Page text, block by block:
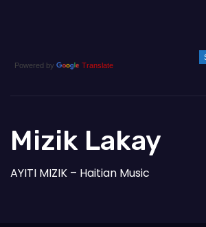
Powered by Translate
Mizik Lakay
AYITI MIZIK – Haitian Music